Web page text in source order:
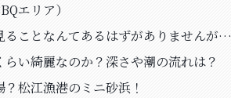
エリア）
ることなんてあるはずがありませんが…
い綺麗なのか？深さや潮の流れは？
松江漁港のミニ砂浜！